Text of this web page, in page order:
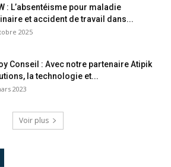
: L’absentéisme pour maladie
et accident de travail dans...
2025
Conseil : Avec notre partenaire Atipik
la technologie et...
2023
Voir plus